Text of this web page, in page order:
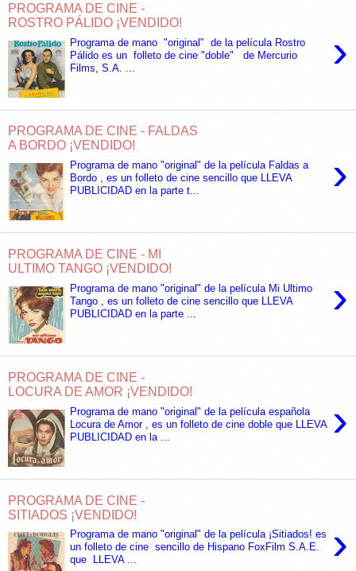
PROGRAMA DE CINE -
ROSTRO PÁLIDO ¡VENDIDO!
›
Programa de mano "original" de la película Rostro
Pálido es un folleto de cine "doble" de Mercurio
Films, S.A. ...
PROGRAMA DE CINE - FALDAS
A BORDO ¡VENDIDO!
›
Programa de mano "original" de la película Faldas a
Bordo , es un folleto de cine sencillo que LLEVA
PUBLICIDAD en la parte t...
PROGRAMA DE CINE - MI
ULTIMO TANGO ¡VENDIDO!
›
Programa de mano "original" de la película Mi Ultimo
Tango , es un folleto de cine sencillo que LLEVA
PUBLICIDAD en la parte ...
PROGRAMA DE CINE -
LOCURA DE AMOR ¡VENDIDO!
›
Programa de mano "original" de la película española
Locura de Amor , es un folleto de cine doble que LLEVA
PUBLICIDAD en la ...
PROGRAMA DE CINE -
SITIADOS ¡VENDIDO!
›
Programa de mano "original" de la película ¡Sitiados! es
un folleto de cine sencillo de Hispano FoxFilm S.A.E.
que LLEVA ...